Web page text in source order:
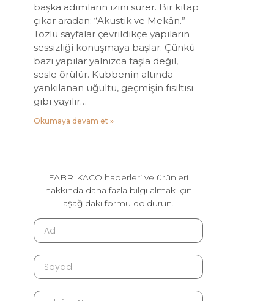
başka adımların izini sürer. Bir kitap
çıkar aradan: “Akustik ve Mekân.”
Tozlu sayfalar çevrildikçe yapıların
sessizliği konuşmaya başlar. Çünkü
bazı yapılar yalnızca taşla değil,
sesle örülür. Kubbenin altında
yankılanan uğultu, geçmişin fısıltısı
gibi yayılır…
Okumaya devam et »
FABRIKACO haberleri ve ürünleri
hakkında daha fazla bilgi almak için
aşağıdaki formu doldurun.